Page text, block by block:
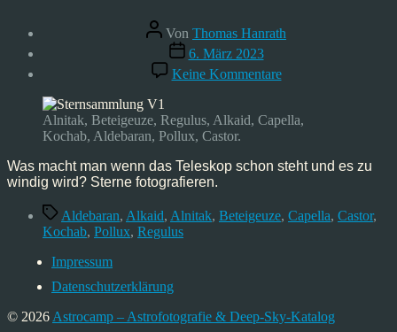
Beitragsautor
Von Thomas Hanrath
Veröffentlichungsdatum
6. März 2023
Keine Kommentarezu
Sternsammlung
03/23
Alnitak, Beteigeuze, Regulus, Alkaid, Capella,
Kochab, Aldebaran, Pollux, Castor.
Was macht man wenn das Teleskop schon steht und es zu
windig wird? Sterne fotografieren.
Schlagwörter
Aldebaran, Alkaid, Alnitak, Beteigeuze, Capella, Castor,
Kochab, Pollux, Regulus
Impressum
Datenschutzerklärung
© 2026 Astrocamp – Astrofotografie & Deep-Sky-Katalog